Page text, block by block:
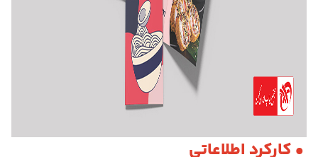
• کارکرد اطلاعاتی